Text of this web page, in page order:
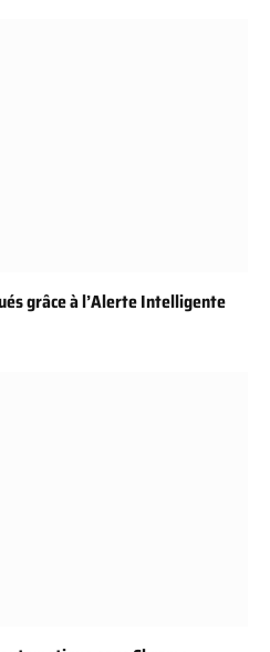
grâce à l’Alerte Intelligente